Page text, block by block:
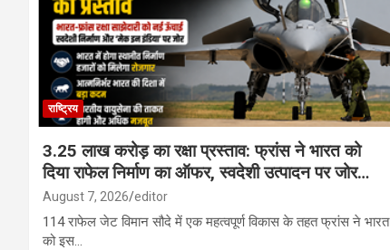
राष्ट्रिय
3.25 लाख करोड़ का रक्षा प्रस्ताव: फ्रांस ने भारत को
दिया राफेल निर्माण का ऑफर, स्वदेशी उत्पादन पर जोर…
August 7, 2026 editor
114 राफेल जेट विमान सौदे में एक महत्वपूर्ण विकास के तहत फ्रांस ने भारत
को इस…